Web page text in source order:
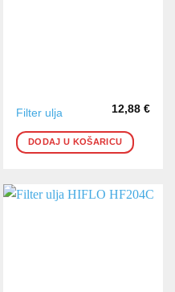
Filter ulja 12,88 €
DODAJ U KOŠARICU